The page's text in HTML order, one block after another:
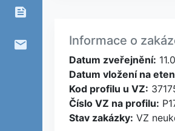
feed
email Informace o
Datum zveřejnění:
Datum vložení na
Kod profilu u VZ:
Číslo VZ na profilu:
Stav zakázky: VZ